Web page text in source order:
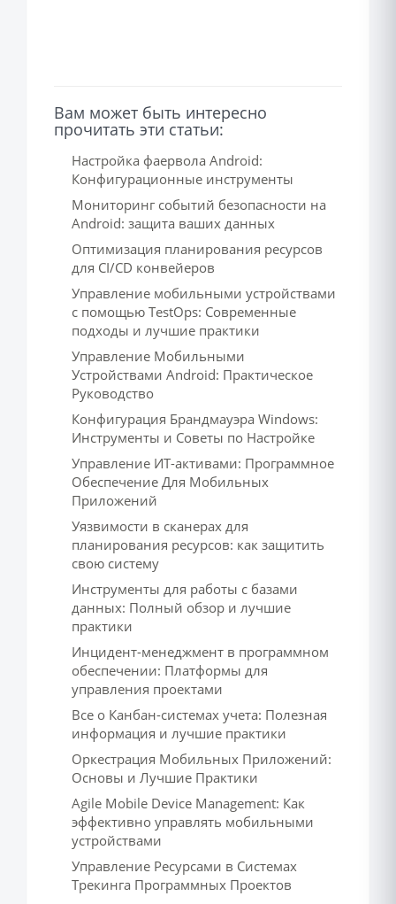
Вам может быть интересно
прочитать эти статьи:
Настройка фаервола Android:
Конфигурационные инструменты
Мониторинг событий безопасности на
Android: защита ваших данных
Оптимизация планирования ресурсов
для CI/CD конвейеров
Управление мобильными устройствами
с помощью TestOps: Современные
подходы и лучшие практики
Управление Мобильными
Устройствами Android: Практическое
Руководство
Конфигурация Брандмауэра Windows:
Инструменты и Советы по Настройке
Управление ИТ-активами: Программное
Обеспечение Для Мобильных
Приложений
Уязвимости в сканерах для
планирования ресурсов: как защитить
свою систему
Инструменты для работы с базами
данных: Полный обзор и лучшие
практики
Инцидент-менеджмент в программном
обеспечении: Платформы для
управления проектами
Все о Канбан-системах учета: Полезная
информация и лучшие практики
Оркестрация Мобильных Приложений:
Основы и Лучшие Практики
Agile Mobile Device Management: Как
эффективно управлять мобильными
устройствами
Управление Ресурсами в Системах
Трекинга Программных Проектов